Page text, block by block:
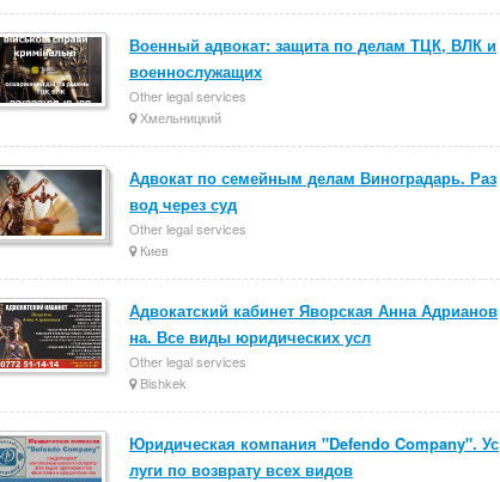
Военный адвокат: защита по делам ТЦК, ВЛК и
военнослужащих
Other legal services
Хмельницкий
Адвокат по семейным делам Виноградарь. Раз
вод чеpез суд
Other legal services
Киев
Адвокатский кабинет Яворская Анна Адрианов
на. Все виды юридических усл
Other legal services
Bishkek
Юридическая компания "Defendo Company". Ус
луги по возврату всех видов